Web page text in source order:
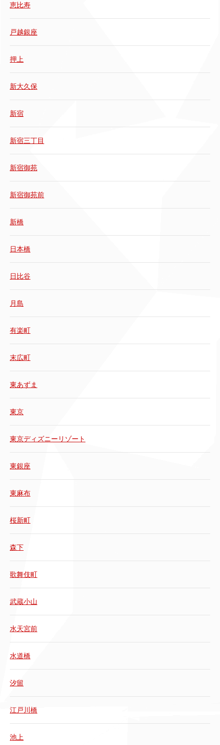
恵比寿
戸越銀座
押上
新大久保
新宿
新宿三丁目
新宿御苑
新宿御苑前
新橋
日本橋
日比谷
月島
有楽町
末広町
東あずま
東京
東京ディズニーリゾート
東銀座
東麻布
桜新町
森下
歌舞伎町
武蔵小山
水天宮前
水道橋
汐留
江戸川橋
池上